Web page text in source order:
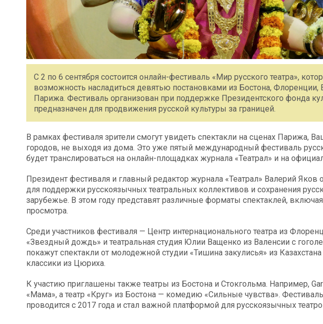
С 2 по 6 сентября состоится онлайн-фестиваль «Мир русского театра»,
возможность насладиться девятью постановками из Бостона, Флоренции,
Парижа. Фестиваль организован при поддержке Президентского фонда
предназначен для продвижения русской культуры за границей.
В рамках фестиваля зрители смогут увидеть спектакли на сценах Парижа,
городов, не выходя из дома. Это уже пятый международный фестиваль
будет транслироваться на онлайн-площадках журнала «Театрал» и на
Президент фестиваля и главный редактор журнала «Театрал» Валерий Яков
для поддержки русскоязычных театральных коллективов и сохранения
зарубежье. В этом году представят различные форматы спектаклей,
просмотра.
Среди участников фестиваля — Центр интернационального театра из
«Звездный дождь» и театральная студия Юлии Ващенко из Валенсии с
покажут спектакли от молодежной студии «Тишина закулисья» из
классики из Цюриха.
К участию приглашены также театры из Бостона и Стокгольма. Например,
«Мама», а театр «Круг» из Бостона — комедию «Сильные чувства».
проводится с 2017 года и стал важной платформой для русскоязычных